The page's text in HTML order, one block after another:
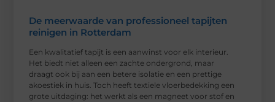
De meerwaarde van professioneel tapijten
reinigen in Rotterdam
Een kwalitatief tapijt is een aanwinst voor elk interieur.
Het biedt niet alleen een zachte ondergrond, maar
draagt ook bij aan een betere isolatie en een prettige
akoestiek in huis. Toch heeft textiele vloerbedekking een
grote uitdaging: het werkt als een magneet voor stof en